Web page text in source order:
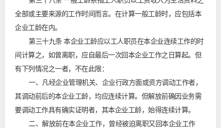
全部或主要来源的工作时间而言。在计算一般工龄时，应包括本
企业工龄在内。
第三十九条 本企业工龄应以工人职员在本企业连续工作的时
间计算之，如曾离职，应自最后一次回本企业工作之日算起。但
有下列情况之一者，不在此限：
一、凡经企业管理机关、企业行政方面或资方调动工作者，
其调动前后的本企业工龄，均应连续计算。但解放前确因业务需
要调动工作具有确实证明者，其本企业工龄，始得连续计算。
二、解放前在本企业工作，曾经被迫离职又回本企业工作